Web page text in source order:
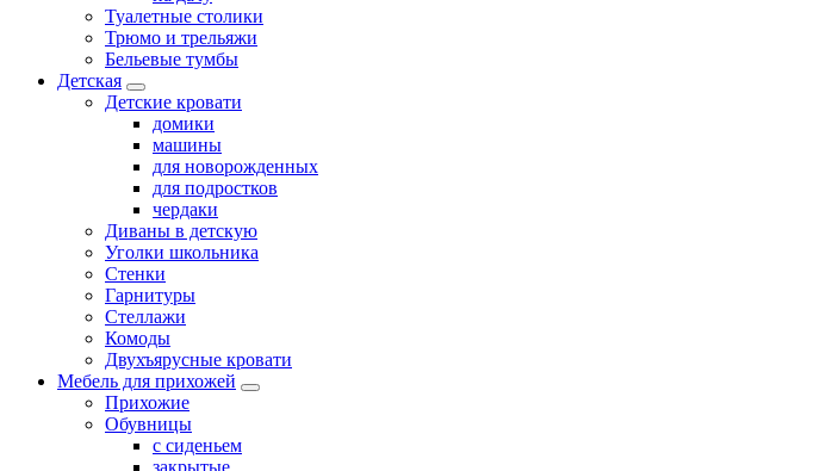
Туалетные столики
Трюмо и трельяжи
Бельевые тумбы
Детская
Детские кровати
домики
машины
для новорожденных
для подростков
чердаки
Диваны в детскую
Уголки школьника
Стенки
Гарнитуры
Стеллажи
Комоды
Двухъярусные кровати
Мебель для прихожей
Прихожие
Обувницы
с сиденьем
закрытые